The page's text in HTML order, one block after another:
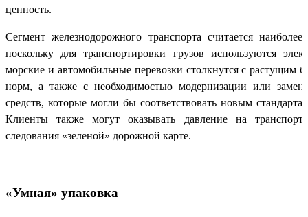
ценность.
Сегмент железнодорожного транспорта считается
поскольку для транспортировки грузов используются
морские и автомобильные перевозки столкнутся с растущим
норм, а также с необходимостью модернизации или
средств, которые могли бы соответствовать новым
Клиенты также могут оказывать давление на
следования «зеленой» дорожной карте.
«Умная» упаковка